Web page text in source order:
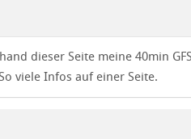
dieser Seite meine 40min
viele Infos auf einer Seite.